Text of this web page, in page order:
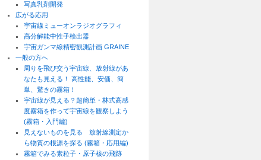
写真乳剤開発
広がる応用
宇宙線ミューオンラジオグラフィ
高分解能中性子検出器
宇宙ガンマ線精密観測計画 GRAINE
一般の方へ
周りを飛び交う宇宙線、放射線があ
なたも見える！ 高性能、安価、簡
単、驚きの霧箱！
宇宙線が見える？超簡単・林式高感
度霧箱を作って宇宙線を観察しよう
(霧箱・入門編)
見えないものを見る 放射線測定か
ら物質の根源を探る (霧箱・応用編)
霧箱でみる素粒子・原子核の飛跡